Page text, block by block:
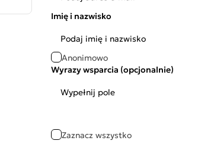
Imię i nazwisko
Anonimowo
Wyrazy wsparcia (opcjonalnie)
Zaznacz wszystko